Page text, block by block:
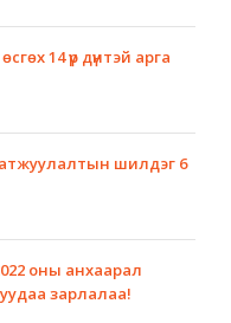
14 үр дүнтэй арга
шилдэг 6
оны анхаарал
зарлалаа!